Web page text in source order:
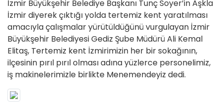
İzmir Büyükşehir Belediye Başkanı Tunç Soyer’in Aşkla
İzmir diyerek çıktığı yolda tertemiz kent yaratılması
amacıyla çalışmalar yürütüldüğünü vurgulayan İzmir
Büyükşehir Belediyesi Gediz Şube Müdürü Ali Kemal
Elitaş, Tertemiz kent İzmirimizin her bir sokağının,
ilçesinin pırıl pırıl olması adına yüzlerce personelimiz,
iş makinelerimizle birlikte Menemendeyiz dedi.